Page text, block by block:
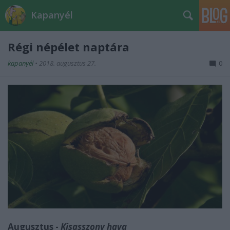
Kapanyél
Régi népélet naptára
kapanyél • 2018. augusztus 27. 0
Augusztus - Kisasszony hava